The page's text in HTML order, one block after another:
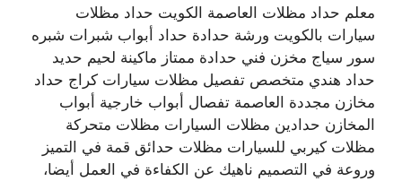
معلم حداد مظلات العاصمة الكويت حداد مظلات
سيارات بالكويت ورشة حدادة حداد أبواب شبرات شبره
سور سياج مخزن فني حدادة ممتاز ماكينة لحيم حديد
حداد هندي متخصص تفصيل مظلات سيارات كراج حداد
مخازن مجددة العاصمة تفصال أبواب خارجية أبواب
المخازن حدادين مظلات السيارات مظلات متحركة
مظلات كيربي للسيارات مظلات حدائق قمة في التميز
وروعة في التصميم ناهيك عن الكفاءة في العمل أيضا،